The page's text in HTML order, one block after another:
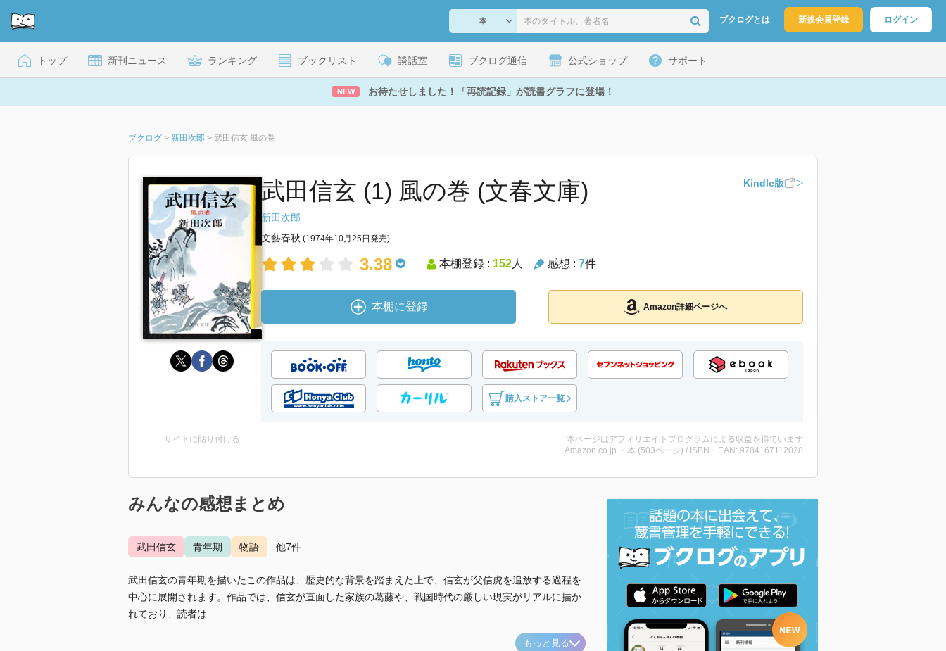
ブクログとは 新規会員登録 ログイン
トップ 新刊ニュース ランキング ブックリスト 談話室 ブクログ通信 公式ショップ サポート
NEW お待たせしました！「再読記録」が読書グラフに登場！
ブクログ > 新田次郎 > 武田信玄 風の巻
武田信玄 (1) 風の巻 (文春文庫) Kindle版
新田次郎
文藝春秋 (1974年10月25日発売)
3.38 本棚登録 : 152人 感想 : 7件
本棚に登録 Amazon詳細ページへ
購入ストア一覧
サイトに貼り付ける
本ページはアフィリエイトプログラムによる収益を得ています
Amazon.co.jp ・本 (503ページ) / ISBN・EAN: 9784167112028
みんなの感想まとめ
武田信玄 青年期 物語 ...他7件
武田信玄の青年期を描いたこの作品は、歴史的な背景を踏まえた上で、信玄が父信虎を追放する過程を
中心に展開されます。作品では、信玄が直面した家族の葛藤や、戦国時代の厳しい現実がリアルに描か
れており、読者は...
もっと見る